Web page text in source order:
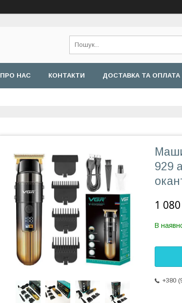
ПРО НАС КОНТАКТИ ДОСТАВКА ТА ОПЛАТА
929
1
В
+380